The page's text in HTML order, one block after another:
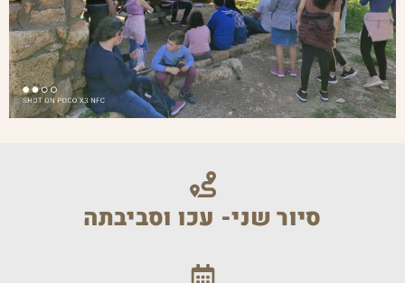
סיור שני- עכו וסביבתה